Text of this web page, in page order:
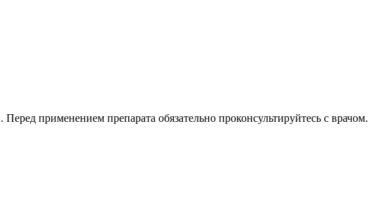
применением препарата обязательно проконсультируйтесь с врачом.